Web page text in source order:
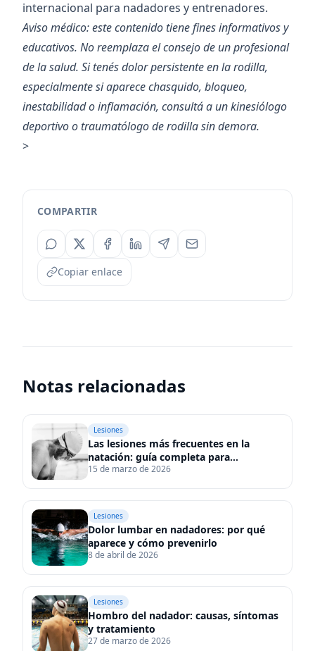
internacional para nadadores y entrenadores.
Aviso médico: este contenido tiene fines informativos y
educativos. No reemplaza el consejo de un profesional
de la salud. Si tenés dolor persistente en la rodilla,
especialmente si aparece chasquido, bloqueo,
inestabilidad o inflamación, consultá a un kinesiólogo
deportivo o traumatólogo de rodilla sin demora.
>
COMPARTIR
Copiar enlace
Notas relacionadas
Lesiones
Las lesiones más frecuentes en la
natación: guía completa para
prevenirlas
15 de marzo de 2026
Las lesiones más frecuentes en la natación: guía
Lesiones
Dolor lumbar en nadadores: por qué
aparece y cómo prevenirlo
8 de abril de 2026
Dolor lumbar en nadadores: por qué aparece y cómo
Lesiones
Hombro del nadador: causas, síntomas
y tratamiento
27 de marzo de 2026
Hombro del nadador: causas, síntomas y tratamiento